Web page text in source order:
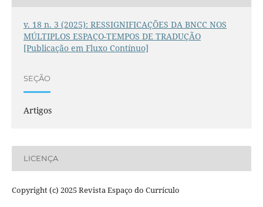
v. 18 n. 3 (2025): RESSIGNIFICAÇÕES DA BNCC NOS
MÚLTIPLOS ESPAÇO-TEMPOS DE TRADUÇÃO
[Publicação em Fluxo Contínuo]
SEÇÃO
Artigos
LICENÇA
Copyright (c) 2025 Revista Espaço do Currículo